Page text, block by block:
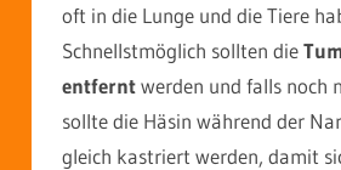
oft in die Lunge und die Tiere
Schnellstmöglich sollten die
entferntwerden und falls noch
sollte die Häsin während der
gleich kastriert werden, damit